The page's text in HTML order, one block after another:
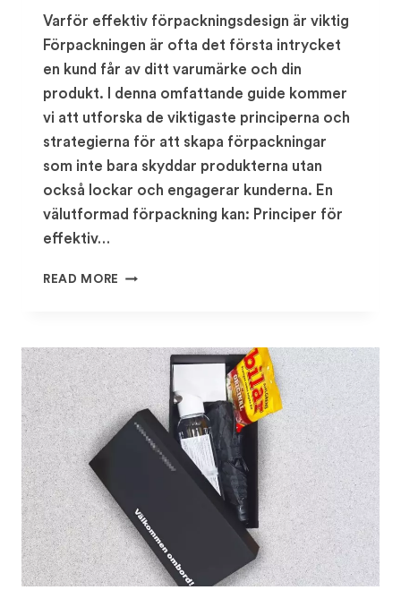
Varför effektiv förpackningsdesign är viktig
Förpackningen är ofta det första intrycket
en kund får av ditt varumärke och din
produkt. I denna omfattande guide kommer
vi att utforska de viktigaste principerna och
strategierna för att skapa förpackningar
som inte bara skyddar produkterna utan
också lockar och engagerar kunderna. En
välutformad förpackning kan: Principer för
effektiv…
READ MORE GUIDEN